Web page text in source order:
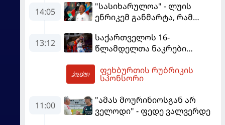
ინფორმაციაზე განმარტება
გააკეთა
14:05
"სასიხარულოა" - ლუის
ენრიკემ განმარტა, რამ
იუნაიტედთან" ნამატჩევს
13:12
საქართველოს 16-
წლამდელთა ნაკრები
დამარცხდა
ფეხბურთის რუბრიკის
სპონსორი
11:00
"ამას მოურინიოსგან არ
ველოდი" - ფედე ვალვერდე